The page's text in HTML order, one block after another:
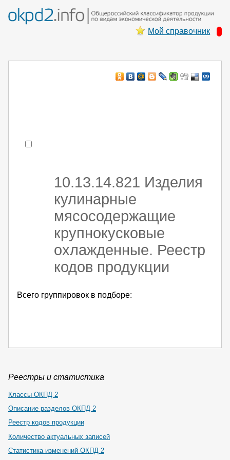
Мой справочник
10.13.14.821 Изделия
кулинарные
мясосодержащие
крупнокусковые
охлажденные. Реестр
кодов продукции
Всего группировок в подборе:
Реестры и статистика
Классы ОКПД 2
Описание разделов ОКПД 2
Реестр кодов продукции
Количество актуальных записей
Статистика изменений ОКПД 2